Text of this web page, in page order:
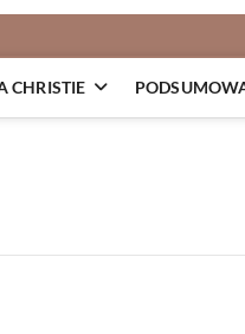
CHRISTIE